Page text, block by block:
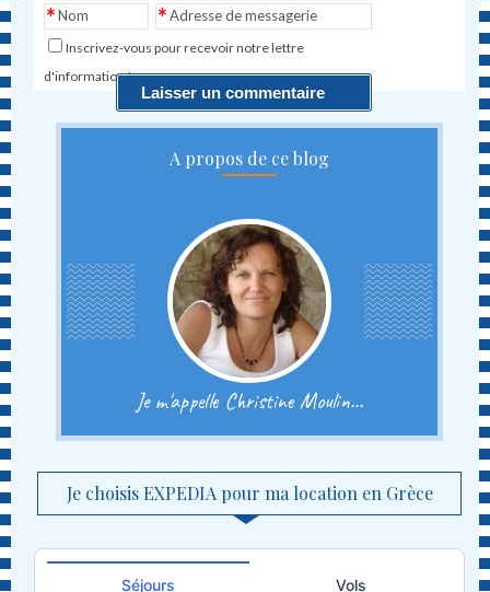
Nom
* Adresse de messagerie
*
Inscrivez-vous pour recevoir notre lettre
d'information !
A propos de ce blog
Je m'appelle Christine Moulin...
Je choisis EXPEDIA pour ma location en Grèce